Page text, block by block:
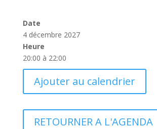
Date
4 décembre 2027
Heure
20:00 à 22:00
Ajouter au calendrier
RETOURNER A L'AGENDA